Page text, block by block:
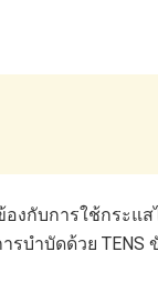
องกับการใช้กระแ
บำบัดด้วย TENS